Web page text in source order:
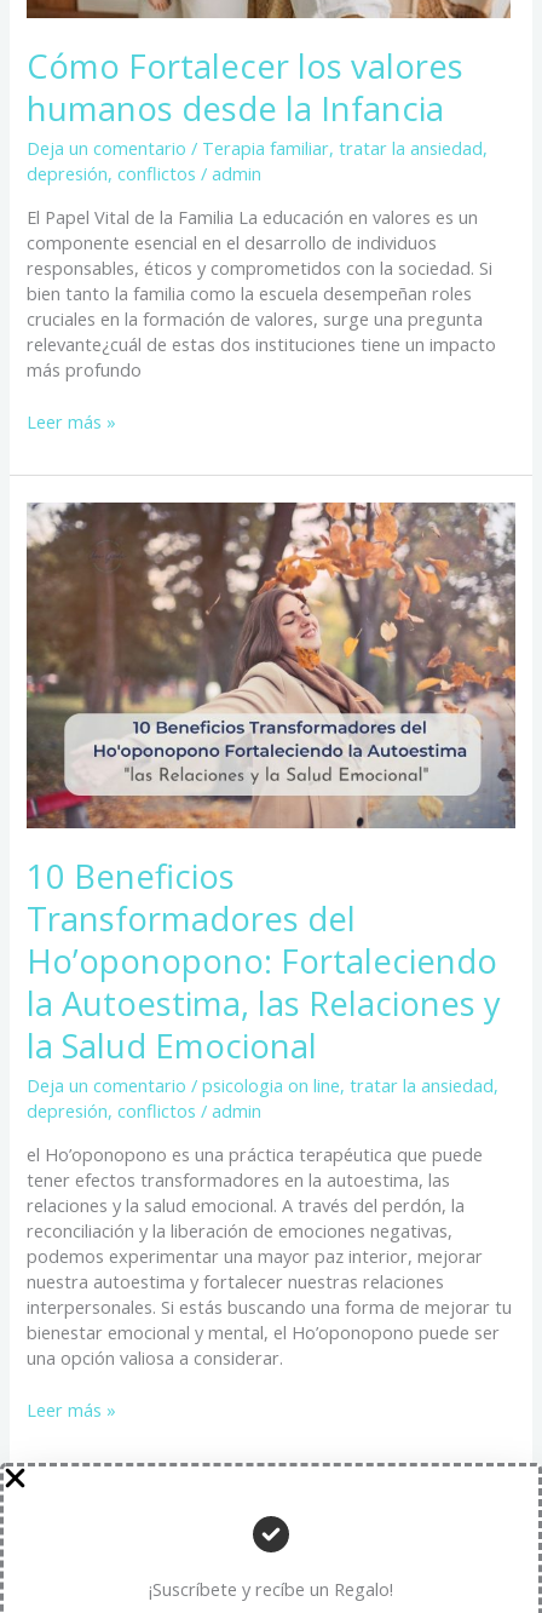
¡Suscríbete y recíbe un Regalo!
Cómo Fortalecer los valores
humanos desde la Infancia
Deja un comentario / Terapia familiar,tratar la ansiedad,
depresión, conflictos /admin
El Papel Vital de la Familia La educación en valores es un
componente esencial en el desarrollo de individuos
responsables, éticos y comprometidos con la sociedad. Si
bien tanto la familia como la escuela desempeñan roles
cruciales en la formación de valores, surge una pregunta
relevante¿cuál de estas dos instituciones tiene un impacto
más profundo
Leer más »
10 Beneficios
Transformadores del
Ho’oponopono: Fortaleciendo
la Autoestima, las Relaciones y
la Salud Emocional
Deja un comentario /psicologia on line,tratar la ansiedad,
depresión, conflictos /admin
el Ho’oponopono es una práctica terapéutica que puede
tener efectos transformadores en la autoestima, las
relaciones y la salud emocional. A través del perdón, la
reconciliación y la liberación de emociones negativas,
podemos experimentar una mayor paz interior, mejorar
nuestra autoestima y fortalecer nuestras relaciones
interpersonales. Si estás buscando una forma de mejorar tu
bienestar emocional y mental, el Ho’oponopono puede ser
una opción valiosa a considerar.
10
Beneficios
Transformadores
del
Ho’oponopono:
Fortaleciendo
la
Autoestima,
Relaciones
y
la
Salud
Leer más »